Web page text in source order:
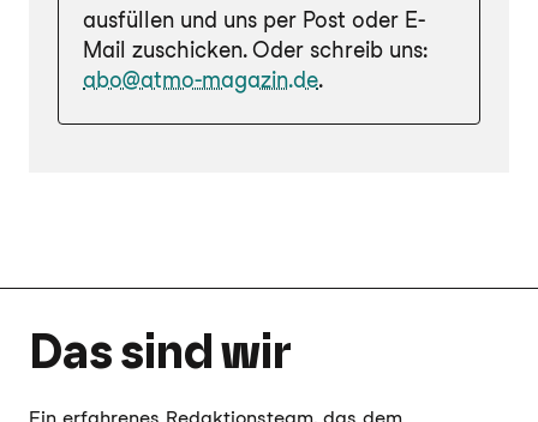
ausfüllen und uns per Post oder E-
Mail zuschicken. Oder schreib uns:
abo@atmo-magazin.de.
Das sind wir